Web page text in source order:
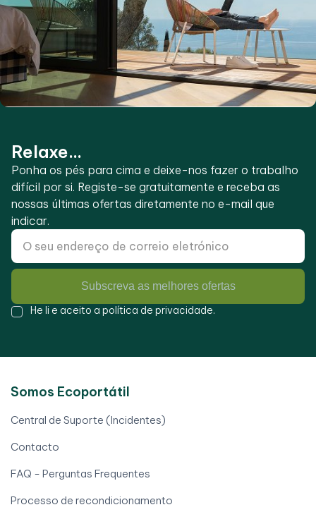
Relaxe...
Ponha os pés para cima e deixe-nos fazer o trabalho
difícil por si. Registe-se gratuitamente e receba as
nossas últimas ofertas diretamente no e-mail que
indicar.
Subscreva as melhores ofertas
He li e aceito a política de privacidade.
Somos Ecoportátil
Central de Suporte (Incidentes)
Contacto
FAQ - Perguntas Frequentes
Processo de recondicionamento